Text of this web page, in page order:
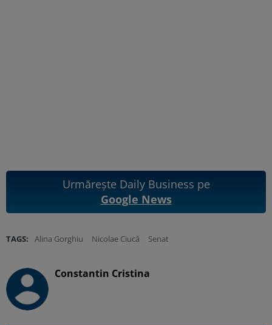
Urmărește Daily Business pe
Google News
TAGS: Alina Gorghiu Nicolae Ciucă Senat
Constantin Cristina